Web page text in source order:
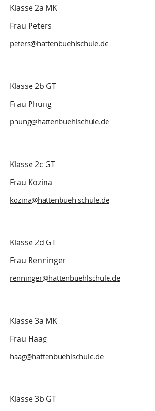
Klasse 2a MK
Frau Peters
peters@hattenbuehlschule.de
Klasse 2b GT
Frau Phung
phung@hattenbuehlschule.de
Klasse 2c GT
Frau Kozina
kozina@hattenbuehlschule.de
Klasse 2d GT
Frau Renninger
renninger@hattenbuehlschule.de
Klasse 3a MK
Frau Haag
haag@hattenbuehlschule.de
Klasse 3b GT